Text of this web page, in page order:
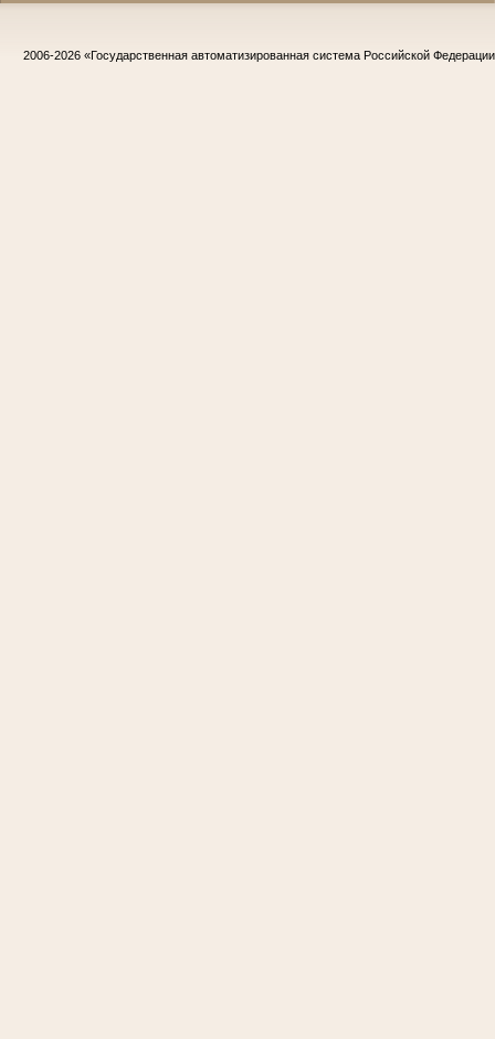
2006-2026 «Государственная автоматизированная система Российской